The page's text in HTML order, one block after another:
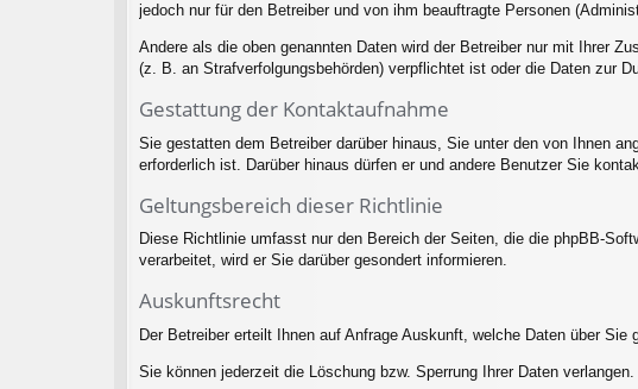
jedoch nur für den Betreiber und von ihm beauftragte Personen
Andere als die oben genannten Daten wird der Betreiber nur mit Ihrer
(z. B. an Strafverfolgungsbehörden) verpflichtet ist oder die Daten zur
Gestattung der Kontaktaufnahme
Sie gestatten dem Betreiber darüber hinaus, Sie unter den von Ihnen
erforderlich ist. Darüber hinaus dürfen er und andere Benutzer Sie
Geltungsbereich dieser Richtlinie
Diese Richtlinie umfasst nur den Bereich der Seiten, die die phpBB-
verarbeitet, wird er Sie darüber gesondert informieren.
Auskunftsrecht
Der Betreiber erteilt Ihnen auf Anfrage Auskunft, welche Daten über Sie
Sie können jederzeit die Löschung bzw. Sperrung Ihrer Daten